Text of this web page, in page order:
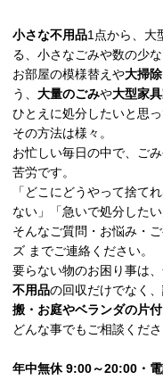
小さな不用品1点から、大
る、小さなごみや数の少
お部屋の模様替えや大掃
う、 大量のごみや大型家
ひとえに処分したいと思
その方法は様々。
お忙しい毎日の中で、ご
苦労です。
「どこにどうやって捨て
ない」「急いで処分したい
そんなご質問・お悩み・
ズ までご連絡ください。
要らない物のお困り事は、
不用品の回収だけでなく、
搬・お庭やベランダの片
どんな事でもご相談くださ
年中無休 9:00～20:00・